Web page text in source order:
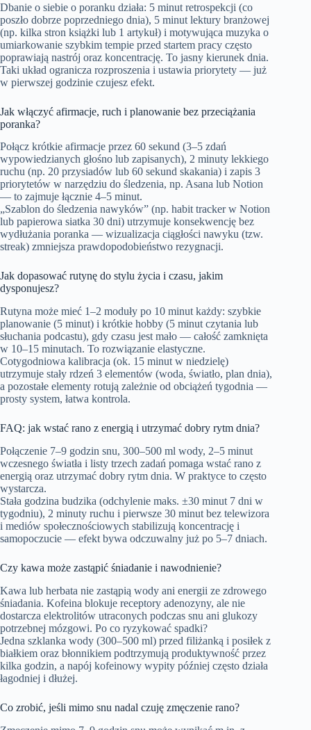
Dbanie o siebie o poranku działa: 5 minut retrospekcji (co
poszło dobrze poprzedniego dnia), 5 minut lektury branżowej
(np. kilka stron książki lub 1 artykuł) i motywująca muzyka o
umiarkowanie szybkim tempie przed startem pracy często
poprawiają nastrój oraz koncentrację. To jasny kierunek dnia.
Taki układ ogranicza rozproszenia i ustawia priorytety — już
w pierwszej godzinie czujesz efekt.
Jak włączyć afirmacje, ruch i planowanie bez przeciążania
poranka?
Połącz krótkie afirmacje przez 60 sekund (3–5 zdań
wypowiedzianych głośno lub zapisanych), 2 minuty lekkiego
ruchu (np. 20 przysiadów lub 60 sekund skakania) i zapis 3
priorytetów w narzędziu do śledzenia, np. Asana lub Notion
— to zajmuje łącznie 4–5 minut.
„Szablon do śledzenia nawyków” (np. habit tracker w Notion
lub papierowa siatka 30 dni) utrzymuje konsekwencję bez
wydłużania poranka — wizualizacja ciągłości nawyku (tzw.
streak) zmniejsza prawdopodobieństwo rezygnacji.
Jak dopasować rutynę do stylu życia i czasu, jakim
dysponujesz?
Rutyna może mieć 1–2 moduły po 10 minut każdy: szybkie
planowanie (5 minut) i krótkie hobby (5 minut czytania lub
słuchania podcastu), gdy czasu jest mało — całość zamknięta
w 10–15 minutach. To rozwiązanie elastyczne.
Cotygodniowa kalibracja (ok. 15 minut w niedzielę)
utrzymuje stały rdzeń 3 elementów (woda, światło, plan dnia),
a pozostałe elementy rotują zależnie od obciążeń tygodnia —
prosty system, łatwa kontrola.
FAQ: jak wstać rano z energią i utrzymać dobry rytm dnia?
Połączenie 7–9 godzin snu, 300–500 ml wody, 2–5 minut
wczesnego światła i listy trzech zadań pomaga wstać rano z
energią oraz utrzymać dobry rytm dnia. W praktyce to często
wystarcza.
Stała godzina budzika (odchylenie maks. ±30 minut 7 dni w
tygodniu), 2 minuty ruchu i pierwsze 30 minut bez telewizora
i mediów społecznościowych stabilizują koncentrację i
samopoczucie — efekt bywa odczuwalny już po 5–7 dniach.
Czy kawa może zastąpić śniadanie i nawodnienie?
Kawa lub herbata nie zastąpią wody ani energii ze zdrowego
śniadania. Kofeina blokuje receptory adenozyny, ale nie
dostarcza elektrolitów utraconych podczas snu ani glukozy
potrzebnej mózgowi. Po co ryzykować spadki?
Jedna szklanka wody (300–500 ml) przed filiżanką i posiłek z
białkiem oraz błonnikiem podtrzymują produktywność przez
kilka godzin, a napój kofeinowy wypity później często działa
łagodniej i dłużej.
Co zrobić, jeśli mimo snu nadal czuję zmęczenie rano?